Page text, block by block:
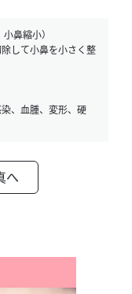
鼻縮小）
して小鼻を小さく整
、血腫、変形、硬
へ